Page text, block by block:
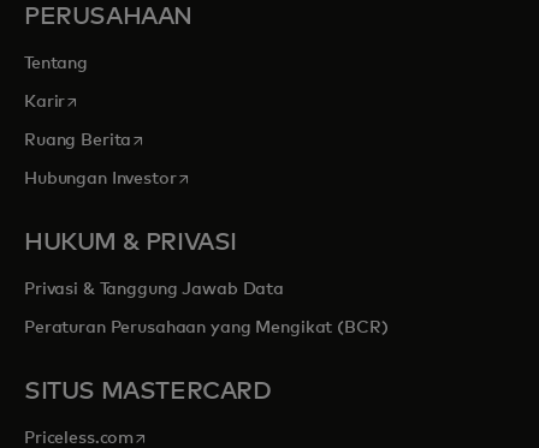
PERUSAHAAN
Tentang
Kariropens in a new tab
Ruang Berita opens in a new tab
Hubungan Investoropens in a new tab
HUKUM & PRIVASI
Privasi & Tanggung Jawab Data
Peraturan Perusahaan yang Mengikat (BCR)
SITUS MASTERCARD
Priceless.com opens in a new tab